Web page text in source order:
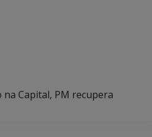
na Capital, PM recupera